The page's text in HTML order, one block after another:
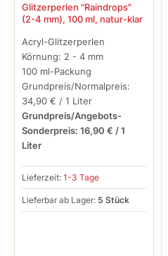
Glitzerperlen "Raindrops"
(2-4 mm), 100 ml, natur-klar
Acryl-Glitzerperlen
Körnung: 2 - 4 mm
100 ml-Packung
Grundpreis/Normalpreis:
34,90 € / 1 Liter
Grundpreis/Angebots-
Sonderpreis: 16,90 € / 1
Liter
Lieferzeit: 1-3 Tage
Lieferbar ab Lager: 5 Stück